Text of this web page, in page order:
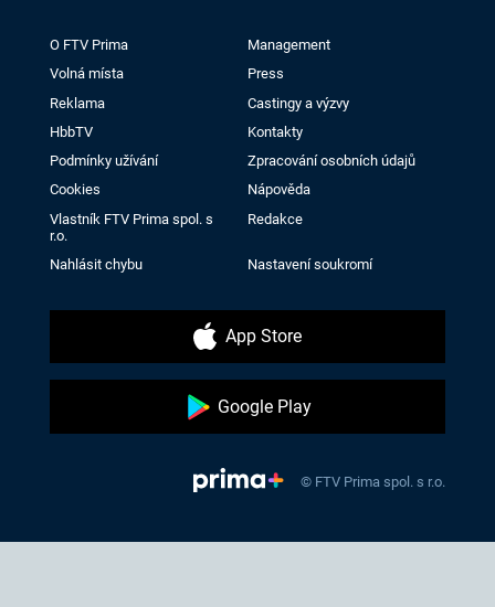
O FTV Prima
Management
Volná místa
Press
Reklama
Castingy a výzvy
HbbTV
Kontakty
Podmínky užívání
Zpracování osobních údajů
Cookies
Nápověda
Vlastník FTV Prima spol. s
r.o.
Redakce
Nahlásit chybu Nastavení soukromí
App Store
Google Play
© FTV Prima spol. s r.o.